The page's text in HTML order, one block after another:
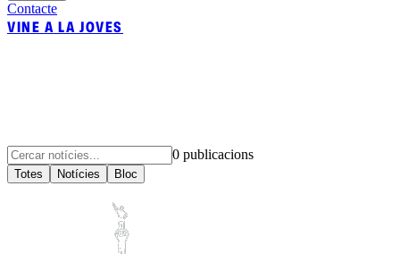
Contacte
VINE A LA JOVES
0 publicacions
Totes Notícies Bloc